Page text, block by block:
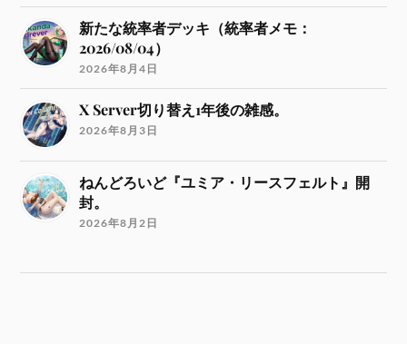
新たな統率者デッキ（統率者メモ：
2026/08/04）
2026年8月4日
X Server切り替え1年後の雑感。
2026年8月3日
ねんどろいど『ユミア・リースフェルト』開
封。
2026年8月2日